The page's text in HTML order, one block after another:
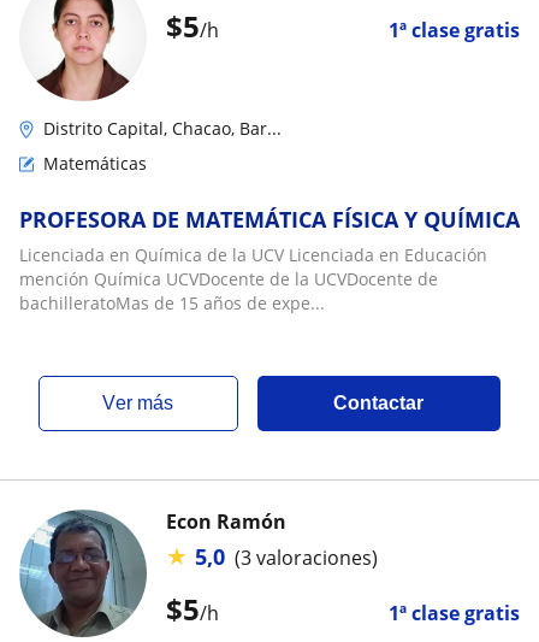
$5/h 1ª clase gratis
Distrito Capital, Chacao, Bar...
Matemáticas
PROFESORA DE MATEMÁTICA FÍSICA Y QUÍMICA
Licenciada en Química de la UCV Licenciada en Educación
mención Química UCVDocente de la UCVDocente de
bachilleratoMas de 15 años de expe...
ver más Contactar
$5/h 1ª clase gratis
Econ Ramón
★ 5,0 (3 valoraciones)